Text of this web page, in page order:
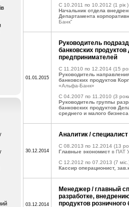
C 10.2011 по 10.2012 (1 рік )
Начальник отдела
Департамента
Банк"
01.01.2015
Руководитель
банковских
предпринимателей
C 11.2010 по 12.2014 (15
Руководитель
банковских продуктов
«Альфа-Банк»
C 04.2007 по 11.2010 (3
Руководитель группы
банковских продуктов
среднего и малого бизнеса
30.12.2014
Аналитик /
C 08.2013 по 12.2014 (13
Главные экономист в ПАТ
C 12.2012 по 07.2013 (7
Кассир операционист,
03.12.2014
Менеджер / главный
разработке,
продуктов розничного